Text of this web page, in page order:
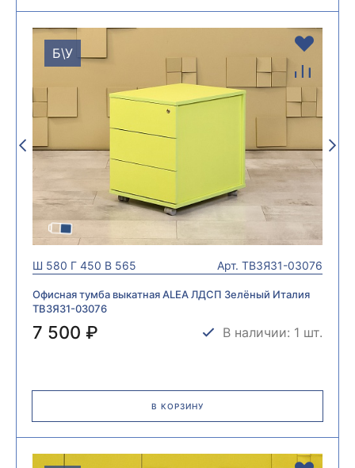
Б\У
Ш 580 Г 450 В 565 Арт. ТВ3ЯЗ1-03076
Офисная тумба выкатная ALEA ЛДСП Зелёный Италия
ТВ3ЯЗ1-03076
7 500 ₽ В наличии: 1 шт.
В КОРЗИНУ